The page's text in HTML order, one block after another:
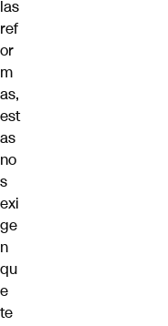
las
ref
or
m
as,
est
as
no
s
exi
ge
n
qu
e
te